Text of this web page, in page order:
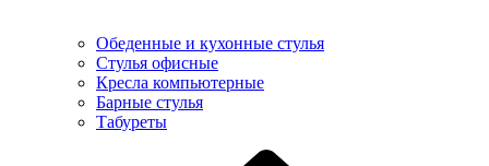
Обеденные и кухонные стулья
Стулья офисные
Кресла компьютерные
Барные стулья
Табуреты